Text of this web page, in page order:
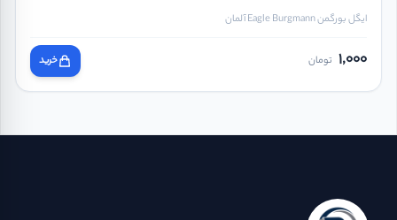
ایگل بورگمن Eagle Burgmann آلمان
1,000 تومان خرید